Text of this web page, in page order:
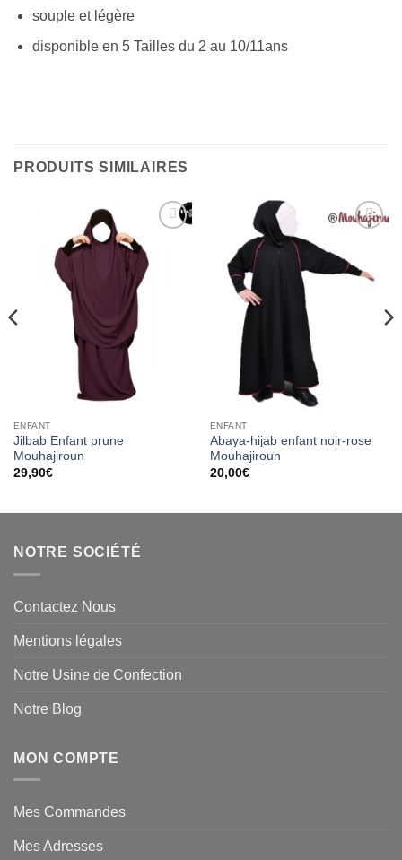
souple et légère
disponible en 5 Tailles du 2 au 10/11ans
PRODUITS SIMILAIRES
à la liste
d’envies
ENFANT
Jilbab Enfant prune
Mouhajiroun
29,90€
à la liste
d’envies
ENFANT
Abaya-hijab enfant noir-rose
Mouhajiroun
20,00€
NOTRE SOCIÉTÉ
Contactez Nous
Mentions légales
Notre Usine de Confection
Notre Blog
MON COMPTE
Mes Commandes
Mes Adresses